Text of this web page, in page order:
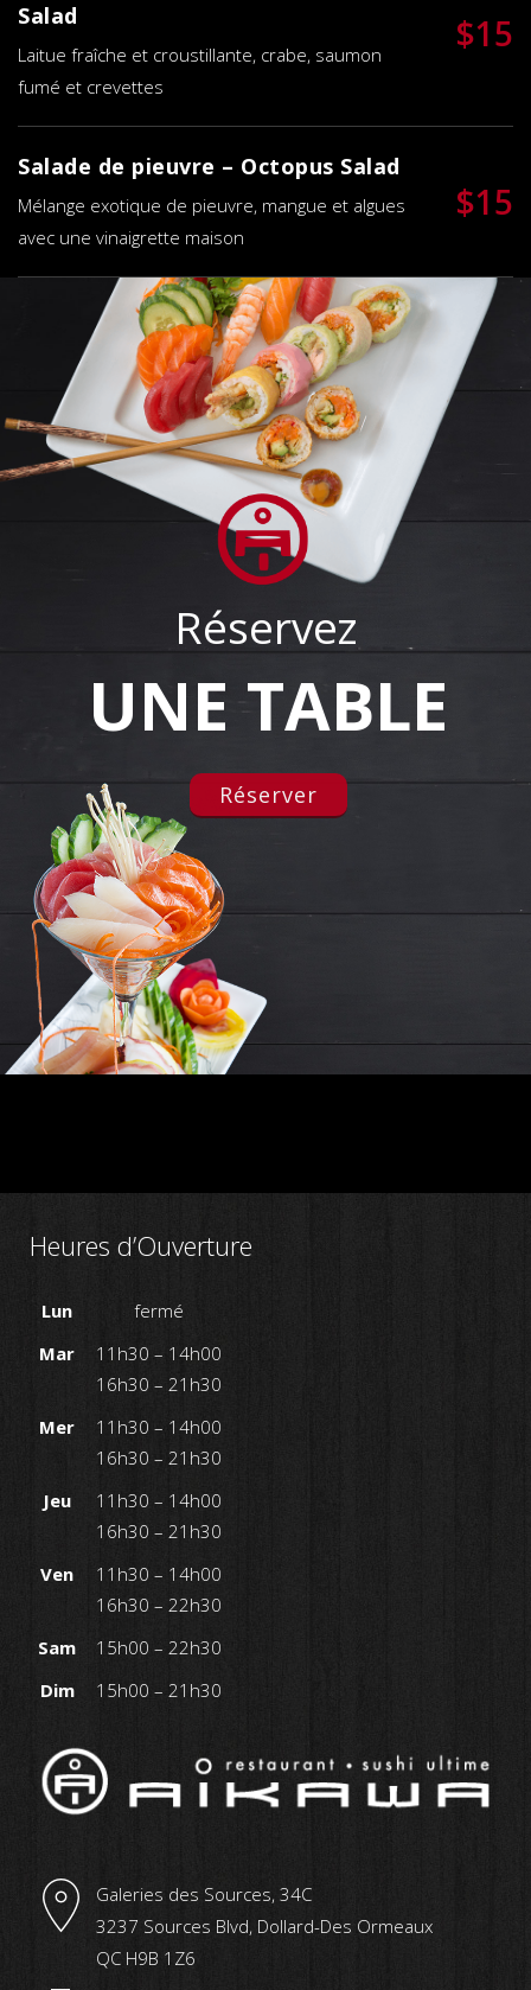
Salad
Laitue fraîche et croustillante, crabe, saumon
fumé et crevettes
$15
Salade de pieuvre – Octopus Salad
Mélange exotique de pieuvre, mangue et algues
avec une vinaigrette maison
$15
Réservez
Réserver
UNE TABLE
Heures d’Ouverture
Lun
fermé
Mar
11h30 – 14h00
16h30 – 21h30
Mer
11h30 – 14h00
16h30 – 21h30
Jeu
11h30 – 14h00
16h30 – 21h30
Ven
11h30 – 14h00
16h30 – 22h30
Sam
15h00 – 22h30
Dim
15h00 – 21h30
Galeries des Sources, 34C
3237 Sources Blvd, Dollard-Des Ormeaux
QC H9B 1Z6